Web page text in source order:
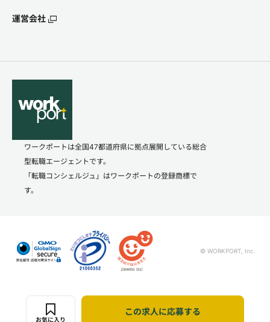
この求人に応募する
お気に入り
運営会社
ワークポートは全国47都道府県に拠点展開している総合
型転職エージェントです。
「転職コンシェルジュ」はワークポートの登録商標で
す。
© WORKPORT, Inc.